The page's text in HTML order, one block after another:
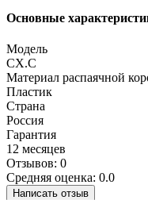
Основные
Модель
СХ.С
Материал распаячной
Пластик
Страна
Россия
Гарантия
12 месяцев
Отзывов: 0
Средняя оценка: 0.0
Написать отзыв